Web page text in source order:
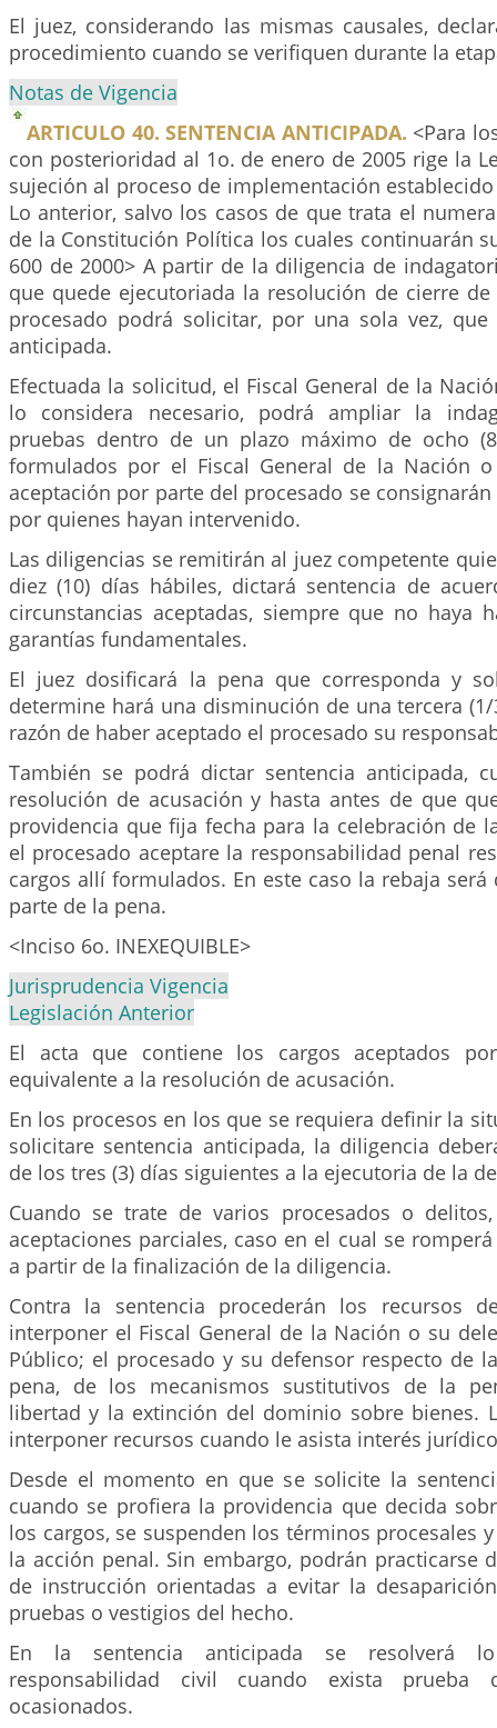
El juez, considerando las mismas causales,
procedimiento cuando se verifiquen durante la
Notas de Vigencia
ARTICULO 40. SENTENCIA ANTICIPADA. <Para
con posterioridad al 1o. de enero de 2005 rige la
sujeción al proceso de implementación
Lo anterior, salvo los casos de que trata el
de la Constitución Política los cuales continuarán
600 de 2000> A partir de la diligencia de
que quede ejecutoriada la resolución de cierre
procesado podrá solicitar, por una sola vez,
anticipada.
Efectuada la solicitud, el Fiscal General de la
lo considera necesario, podrá ampliar la
pruebas dentro de un plazo máximo de ocho
formulados por el Fiscal General de la Nación
aceptación por parte del procesado se
por quienes hayan intervenido.
Las diligencias se remitirán al juez competente
diez (10) días hábiles, dictará sentencia de
circunstancias aceptadas, siempre que no haya
garantías fundamentales.
El juez dosificará la pena que corresponda y
determine hará una disminución de una tercera
razón de haber aceptado el procesado su
También se podrá dictar sentencia anticipada,
resolución de acusación y hasta antes de que
providencia que fija fecha para la celebración de
el procesado aceptare la responsabilidad penal
cargos allí formulados. En este caso la rebaja será
parte de la pena.
<Inciso 6o. INEXEQUIBLE>
Jurisprudencia Vigencia
Legislación Anterior
El acta que contiene los cargos aceptados
equivalente a la resolución de acusación.
En los procesos en los que se requiera definir la
solicitare sentencia anticipada, la diligencia
de los tres (3) días siguientes a la ejecutoria de la
Cuando se trate de varios procesados o
aceptaciones parciales, caso en el cual se
a partir de la finalización de la diligencia.
Contra la sentencia procederán los recursos
interponer el Fiscal General de la Nación o su
Público; el procesado y su defensor respecto de
pena, de los mecanismos sustitutivos de la
libertad y la extinción del dominio sobre bienes.
interponer recursos cuando le asista interés
Desde el momento en que se solicite la
cuando se profiera la providencia que decida
los cargos, se suspenden los términos procesales
la acción penal. Sin embargo, podrán practicarse
de instrucción orientadas a evitar la
pruebas o vestigios del hecho.
En la sentencia anticipada se resolverá
responsabilidad civil cuando exista prueba
ocasionados.